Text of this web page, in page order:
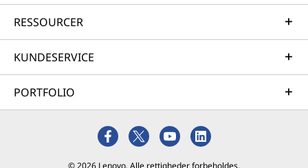
RESSOURCER
KUNDESERVICE
PORTFOLIO
© 2026 Lenovo. Alle rettigheder forbeholdes.